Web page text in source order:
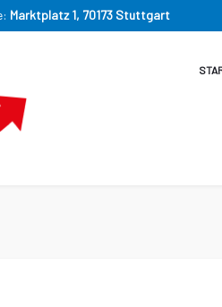
Marktplatz 1, 70173 Stuttgart